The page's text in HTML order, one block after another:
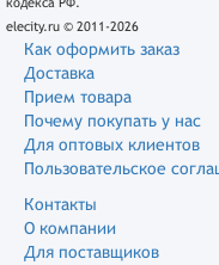
elecity.ru © 2011-2026
Как оформить заказ
Доставка
Прием товара
Почему покупать у нас
Для оптовых клиентов
Пользовательское
Контакты
О компании
Для поставщиков